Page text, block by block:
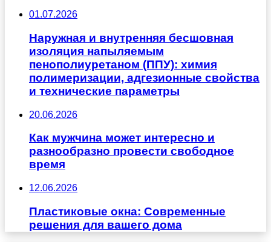
01.07.2026
Наружная и внутренняя бесшовная
изоляция напыляемым
пенополиуретаном (ППУ): химия
полимеризации, адгезионные свойства
и технические параметры
20.06.2026
Как мужчина может интересно и
разнообразно провести свободное
время
12.06.2026
Пластиковые окна: Современные
решения для вашего дома